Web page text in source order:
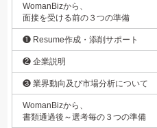
WomanBizから、
面接を受ける前の３つの準備
❶ Resume作成・添削サポート
❷ 企業説明
❸ 業界動向及び市場分析について
WomanBizから、
書類通過後～選考毎の３つの準備